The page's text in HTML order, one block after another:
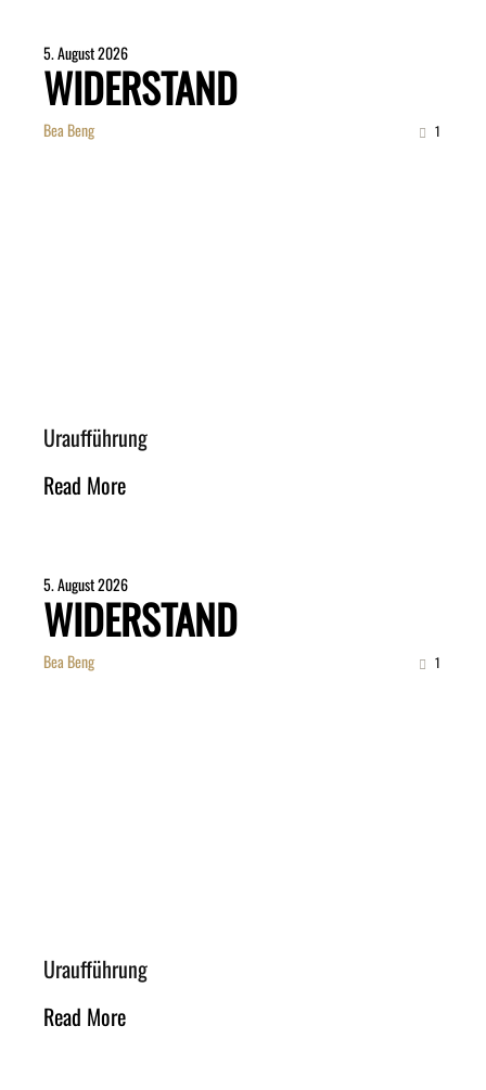
5. August 2026
WIDERSTAND
Bea Beng 1
Uraufführung
Read More
5. August 2026
WIDERSTAND
Bea Beng 1
Uraufführung
Read More